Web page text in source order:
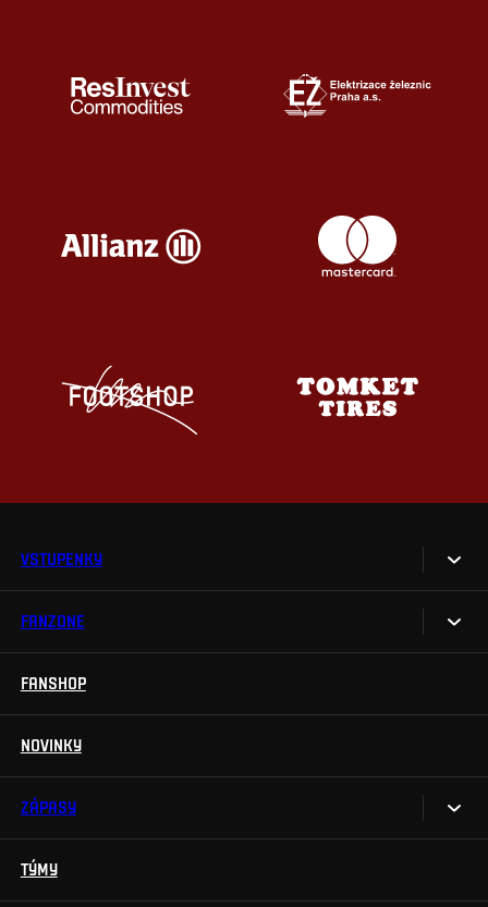
VSTUPENKY
Vstupenky
Handicapovaní fanoušci
FANZONE
Sparta UNLIMITED.
Televizní aplikace
Na Spartu do Betano Zone
FANSHOP
NOVINKY
ZÁPASY
TÝMY